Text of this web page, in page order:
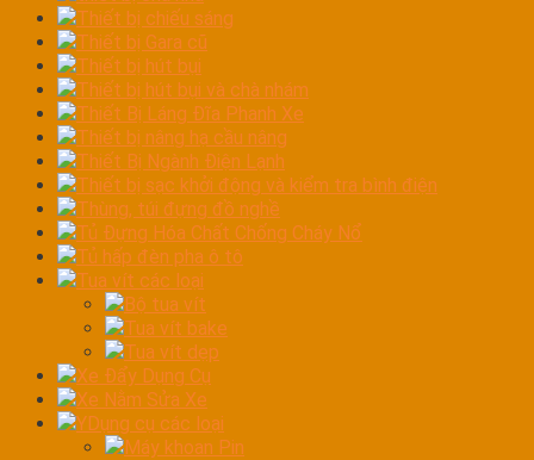
Thiết bị chiếu sáng
Thiết bị Gara cũ
Thiết bị hút bụi
Thiết bị hút bụi và chà nhám
Thiết Bị Láng Đĩa Phanh Xe
Thiết bị nâng hạ cầu nâng
Thiết Bị Ngành Điện Lạnh
Thiết bị sạc khởi động và kiểm tra bình điện
Thùng, túi đựng đồ nghề
Tủ Đựng Hóa Chất Chống Cháy Nổ
Tủ hấp đèn pha ô tô
Tua vít các loại
Bộ tua vít
Tua vít bake
Tua vít dẹp
Xe Đẩy Dụng Cụ
Xe Nằm Sửa Xe
YDụng cụ các loại
Máy khoan Pin